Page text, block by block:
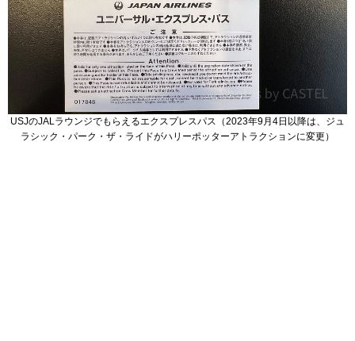
USJのJALラウンジでもらえるエクスプレスパス（2023年9月4日以降は、ジュ
ラシック・パーク・ザ・ライドがハリーポッターアトラクションに変更）